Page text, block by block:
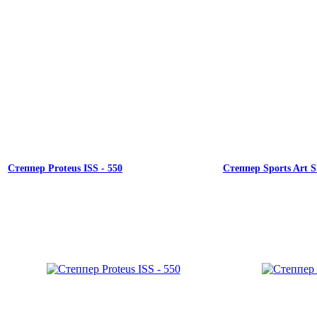
Степпер Proteus ISS - 550 Степпер Sports Art